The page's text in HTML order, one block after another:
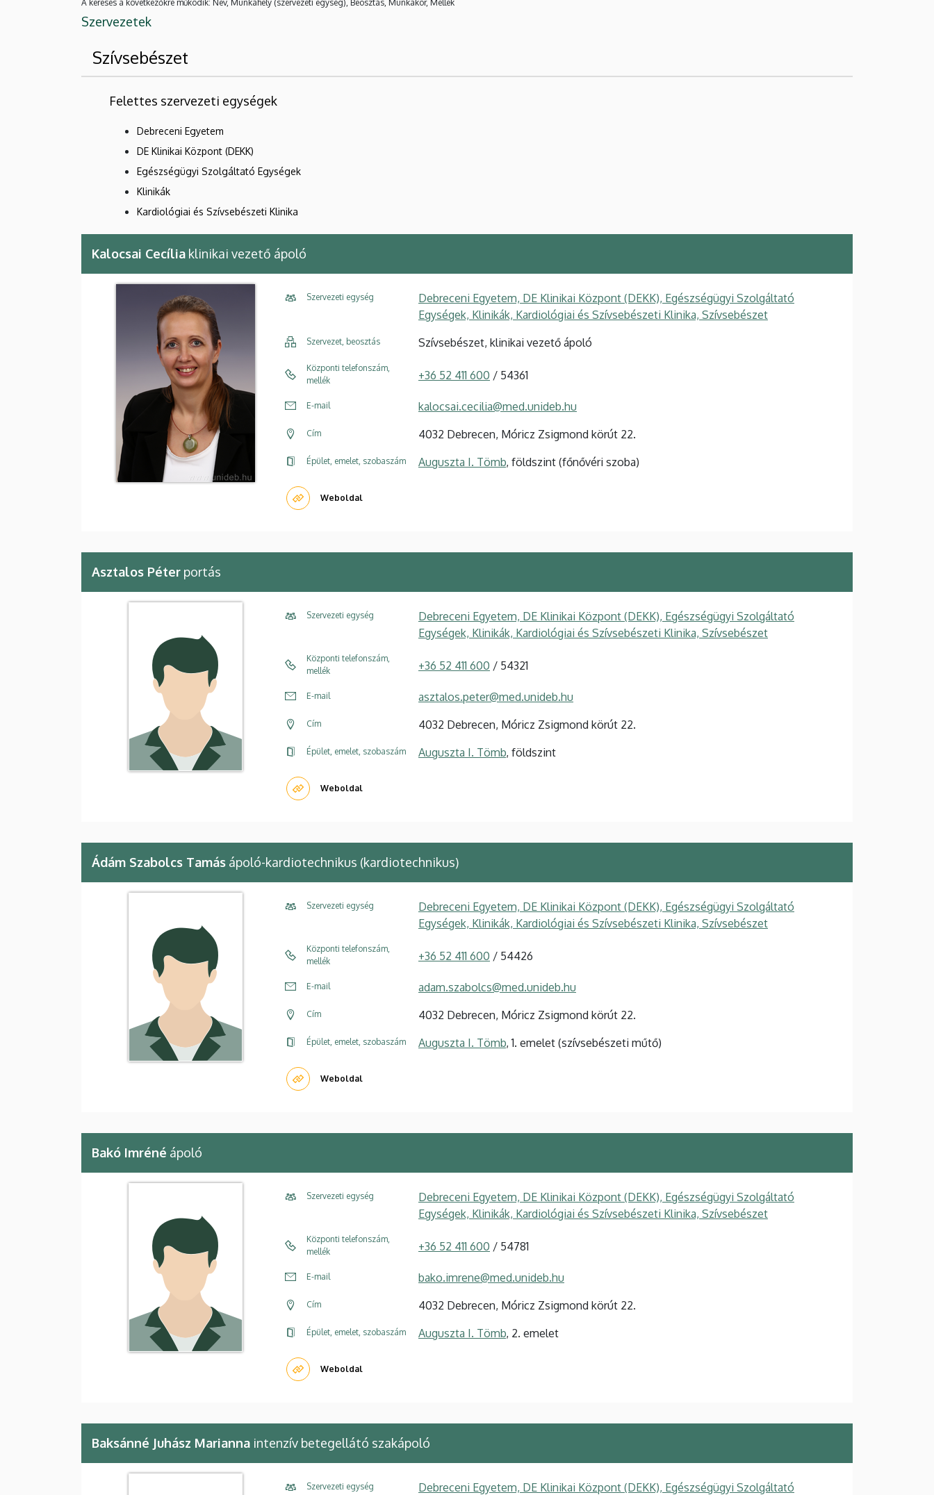
A keresés a következőkre működik: Név, Munkahely (szervezeti egység), Beosztás, Munkakör, Mellék
Szervezetek
Szívsebészet
Felettes szervezeti egységek
Debreceni Egyetem
DE Klinikai Központ (DEKK)
Egészségügyi Szolgáltató Egységek
Klinikák
Kardiológiai és Szívsebészeti Klinika
Kalocsai Cecília klinikai vezető ápoló
Szervezeti egység
Debreceni Egyetem, DE Klinikai Központ (DEKK), Egészségügyi Szolgáltató
Egységek, Klinikák, Kardiológiai és Szívsebészeti Klinika, Szívsebészet
Szervezet, beosztás Szívsebészet, klinikai vezető ápoló
Központi telefonszám,
mellék
+36 52 411 600 / 54361
E-mail kalocsai.cecilia@med.unideb.hu
Cím 4032 Debrecen, Móricz Zsigmond körút 22.
Épület, emelet, szobaszám Auguszta I. Tömb, földszint (főnővéri szoba)
Weboldal
Asztalos Péter portás
Szervezeti egység
Debreceni Egyetem, DE Klinikai Központ (DEKK), Egészségügyi Szolgáltató
Egységek, Klinikák, Kardiológiai és Szívsebészeti Klinika, Szívsebészet
Központi telefonszám,
mellék
+36 52 411 600 / 54321
E-mail asztalos.peter@med.unideb.hu
Cím 4032 Debrecen, Móricz Zsigmond körút 22.
Épület, emelet, szobaszám Auguszta I. Tömb, földszint
Weboldal
Ádám Szabolcs Tamás ápoló-kardiotechnikus (kardiotechnikus)
Szervezeti egység
Debreceni Egyetem, DE Klinikai Központ (DEKK), Egészségügyi Szolgáltató
Egységek, Klinikák, Kardiológiai és Szívsebészeti Klinika, Szívsebészet
Központi telefonszám,
mellék
+36 52 411 600 / 54426
E-mail adam.szabolcs@med.unideb.hu
Cím 4032 Debrecen, Móricz Zsigmond körút 22.
Épület, emelet, szobaszám Auguszta I. Tömb, 1. emelet (szívsebészeti műtő)
Weboldal
Bakó Imréné ápoló
Szervezeti egység
Debreceni Egyetem, DE Klinikai Központ (DEKK), Egészségügyi Szolgáltató
Egységek, Klinikák, Kardiológiai és Szívsebészeti Klinika, Szívsebészet
Központi telefonszám,
mellék
+36 52 411 600 / 54781
E-mail bako.imrene@med.unideb.hu
Cím 4032 Debrecen, Móricz Zsigmond körút 22.
Épület, emelet, szobaszám Auguszta I. Tömb, 2. emelet
Weboldal
Baksánné Juhász Marianna intenzív betegellátó szakápoló
Szervezeti egység
Debreceni Egyetem, DE Klinikai Központ (DEKK), Egészségügyi Szolgáltató